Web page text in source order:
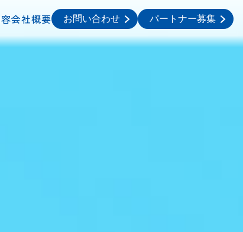
会社概要 お問い合わせ パートナー募集